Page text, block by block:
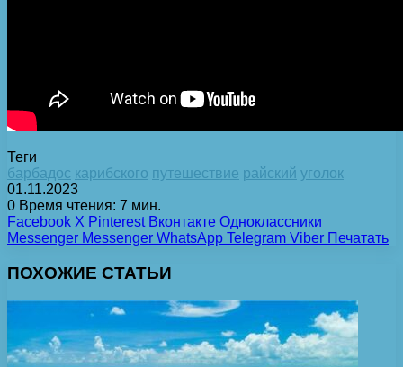
Теги
барбадос карибского путешествие райский уголок
01.11.2023
0 Время чтения: 7 мин.
Facebook X Pinterest Вконтакте Одноклассники
Messenger Messenger WhatsApp Telegram Viber Печатать
ПОХОЖИЕ СТАТЬИ